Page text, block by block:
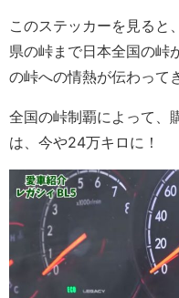
このステッカーを見ると
県の峠まで日本全国の峠
の峠への情熱が伝わって
全国の峠制覇によって、
は、今や24万キロに！